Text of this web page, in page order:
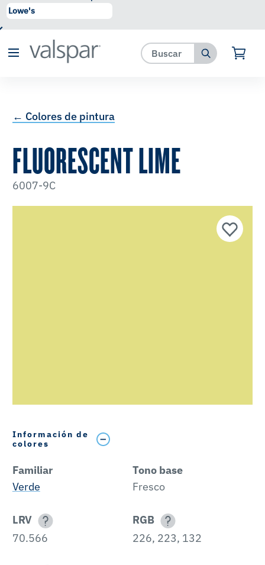
se ha agregado a favoritos.
← Colores de pintura
FLUORESCENT LIME
6007-9C
Información de
colores
Familiar
Verde
Tono base
Fresco
LRV
70.566
RGB
226, 223, 132